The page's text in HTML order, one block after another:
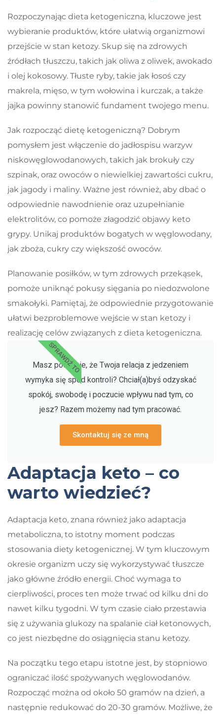
Rozpoczynając dieta ketogeniczna, kluczowe jest
wybieranie produktów, które ułatwią organizmowi
przejście w stan ketozy. Skup się na zdrowych
źródłach tłuszczu, takich jak oliwa z oliwek, awokado
i olej kokosowy. Tłuste ryby, takie jak łosoś czy
makrela, mięso, w tym wołowina i kurczak, a także
jajka powinny stanowić fundament twojego menu.
Jak rozpocząć dietę ketogeniczną? Dobrym
pomysłem jest włączenie do jadłospisu warzyw
niskowęglowodanowych, takich jak brokuły czy
szpinak, oraz owoców o niewielkiej zawartości cukru,
jak jagody i maliny. Ważne jest również, aby dbać o
odpowiednie nawodnienie oraz uzupełnianie
elektrolitów, co pomoże złagodzić objawy keto
grypy. Unikaj produktów bogatych w węglowodany,
jak zboża, cukry czy większość owoców.
Planowanie posiłków, w tym zdrowych przekąsek,
pomoże uniknąć pokusy sięgania po niedozwolone
smakołyki. Pamiętaj, że odpowiednie przygotowanie
ułatwi bezproblemowe wejście w stan ketozy i
realizację celów związanych z dieta ketogeniczna.
Masz poczucie, że Twoja relacja z jedzeniem
wymyka się spod kontroli? Chciał(a)byś odzyskać
spokój, swobodę i poczucie wpływu nad tym, co
jesz? Razem możemy nad tym pracować.
Skontaktuj się ze mną
SPRAWDŹ TO
Adaptacja keto – co
warto wiedzieć?
Adaptacja keto, znana również jako adaptacja
metaboliczna, to istotny moment podczas
stosowania diety ketogenicznej. W tym kluczowym
okresie organizm uczy się wykorzystywać tłuszcze
jako główne źródło energii. Choć wymaga to
cierpliwości, proces ten może trwać od kilku dni do
nawet kilku tygodni. W tym czasie ciało przestawia
się z używania glukozy na spalanie ciał ketonowych,
co jest niezbędne do osiągnięcia stanu ketozy.
Na początku tego etapu istotne jest, by stopniowo
ograniczać ilość spożywanych węglowodanów.
Rozpocząć można od około 50 gramów na dzień, a
następnie redukować do 20-30 gramów. Możliwe, że